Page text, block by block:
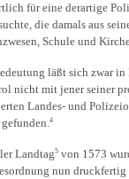
für eine derartige
die damals aus
Schule und
läßt sich zwar
nicht mit jener seiner
Landes- und
4
Landtag5 von 1573
nun